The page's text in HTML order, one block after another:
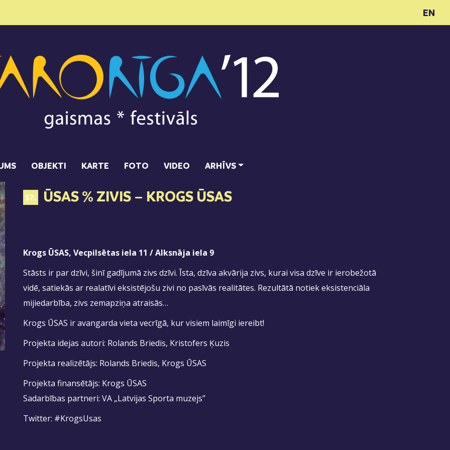
EN
OBJEKTI KARTE FOTO VIDEO ARHĪVS
57. ŪSAS % ZIVIS – KROGS ŪSAS
Krogs ŪSAS, Vecpilsētas iela 11 / Alksnāja iela 9
Stāsts ir par dzīvi, šinī gadījumā zivs dzīvi. Īsta, dzīva akvārija zivs, kurai visa dzīve ir ierobežotā
vidē, satiekās ar realatīvi eksistējošu zivi no pasīvās realitātes. Rezultātā notiek eksistenciāla
mijiedarbība, zivs zemapziņa atraisās…
Krogs ŪSAS ir avangarda vieta vecrīgā, kur visiem laimīgi iereibt!
Projekta idejas autori: Rolands Briedis, Kristofers Ķuzis
Projekta realizētājs: Rolands Briedis, Krogs ŪSAS
Projekta finansētājs: Krogs ŪSAS
Sadarbības partneri: VA „Latvijas Sporta muzejs”
Twitter: #KrogsUsas